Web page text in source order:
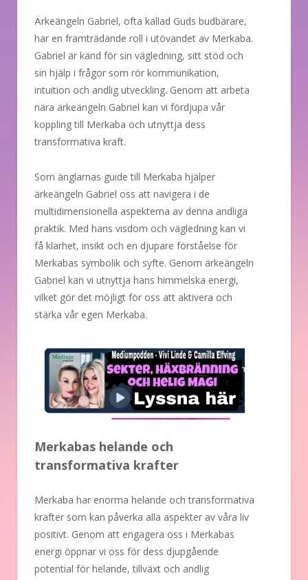
Ärkeängeln Gabriel, ofta kallad Guds budbärare,
har en framträdande roll i utövandet av Merkaba.
Gabriel är känd för sin vägledning, sitt stöd och
sin hjälp i frågor som rör kommunikation,
intuition och andlig utveckling. Genom att arbeta
nära ärkeängeln Gabriel kan vi fördjupa vår
koppling till Merkaba och utnyttja dess
transformativa kraft.
Som änglarnas guide till Merkaba hjälper
ärkeängeln Gabriel oss att navigera i de
multidimensionella aspekterna av denna andliga
praktik. Med hans visdom och vägledning kan vi
få klarhet, insikt och en djupare förståelse för
Merkabas symbolik och syfte. Genom ärkeängeln
Gabriel kan vi utnyttja hans himmelska energi,
vilket gör det möjligt för oss att aktivera och
stärka vår egen Merkaba.
Merkabas helande och
transformativa krafter
Merkaba har enorma helande och transformativa
krafter som kan påverka alla aspekter av våra liv
positivt. Genom att engagera oss i Merkabas
energi öppnar vi oss för dess djupgående
potential för helande, tillväxt och andlig